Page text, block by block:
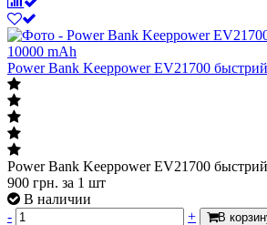
Power Bank Keeppower EV21700
Power Bank Keeppower EV21700
900 грн. за 1 шт
В наличии
-
+ В